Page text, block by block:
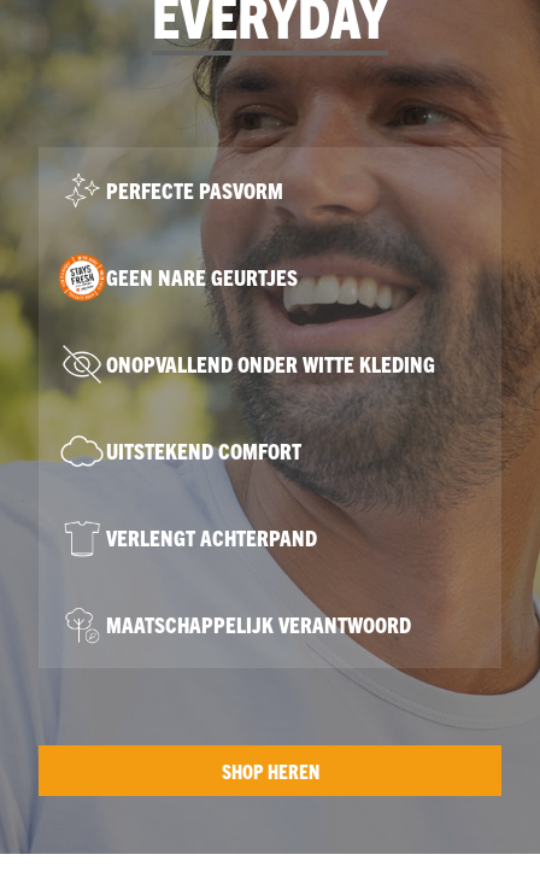
PERFECTE PASVORM
GEEN NARE GEURTJES
ONOPVALLEND ONDER WITTE KLEDING
UITSTEKEND COMFORT
VERLENGT ACHTERPAND
MAATSCHAPPELIJK VERANTWOORD
SHOP HEREN